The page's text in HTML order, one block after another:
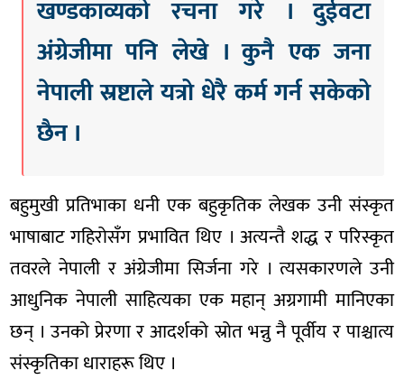
खण्डकाव्यको रचना गरे । दुईवटा
अंग्रेजीमा पनि लेखे । कुनै एक जना
नेपाली स्रष्टाले यत्रो धेरै कर्म गर्न सकेको
छैन ।
बहुमुखी प्रतिभाका धनी एक बहुकृतिक लेखक उनी संस्कृत
भाषाबाट गहिरोसँग प्रभावित थिए । अत्यन्तै शद्ध र परिस्कृत
तवरले नेपाली र अंग्रेजीमा सिर्जना गरे । त्यसकारणले उनी
आधुनिक नेपाली साहित्यका एक महान् अग्रगामी मानिएका
छन् । उनको प्रेरणा र आदर्शको स्रोत भन्नु नै पूर्वीय र पाश्चात्य
संस्कृतिका धाराहरू थिए ।